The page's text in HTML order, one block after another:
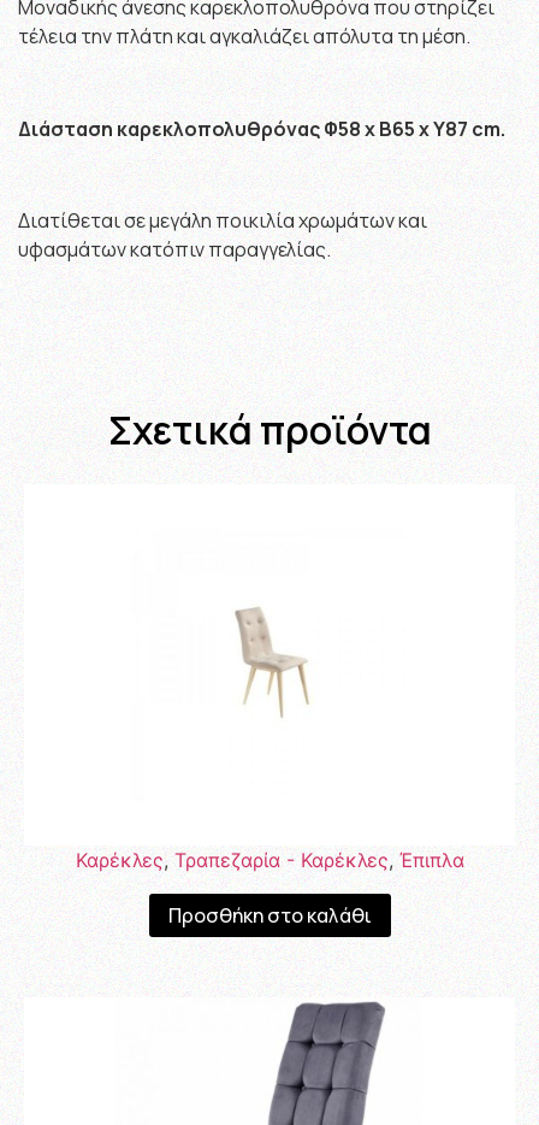
Μοναδικής άνεσης καρεκλοπολυθρόνα που στηρίζει
τέλεια την πλάτη και αγκαλιάζει απόλυτα τη μέση.
Διάσταση καρεκλοπολυθρόνας Φ58 x B65 x Y87 cm.
Διατίθεται σε μεγάλη ποικιλία χρωμάτων και
υφασμάτων κατόπιν παραγγελίας.
Σχετικά προϊόντα
Καρέκλες, Τραπεζαρία - Καρέκλες,Έπιπλα
Προσθήκη στο καλάθι